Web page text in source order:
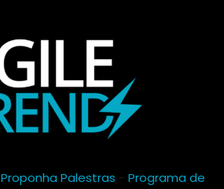
Proponha Palestras - Programa de